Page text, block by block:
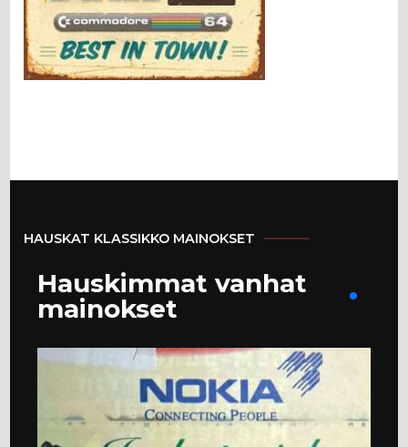
HAUSKAT KLASSIKKO MAINOKSET
Hauskimmat vanhat
mainokset